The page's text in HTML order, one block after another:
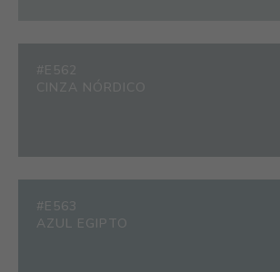
#E562
CINZA NÓRDICO
#E563
AZUL EGIPTO